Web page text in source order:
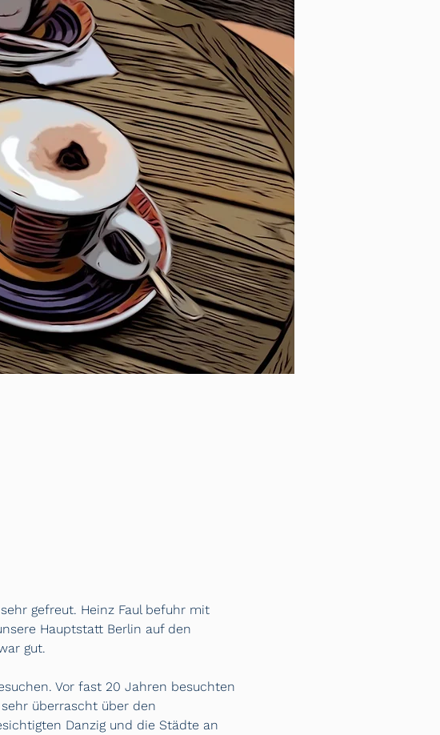
gefreut. Heinz Faul befuhr mit
Hauptstatt Berlin auf den
gut.
Vor fast 20 Jahren besuchten
überrascht über den
Danzig und die Städte an